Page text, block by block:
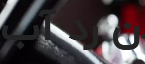
رد آب